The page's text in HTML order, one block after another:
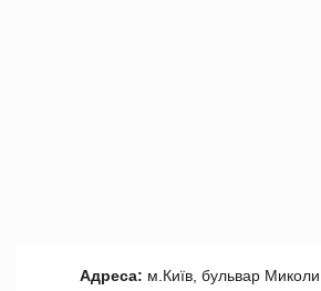
Адреса: м.Київ, бульвар